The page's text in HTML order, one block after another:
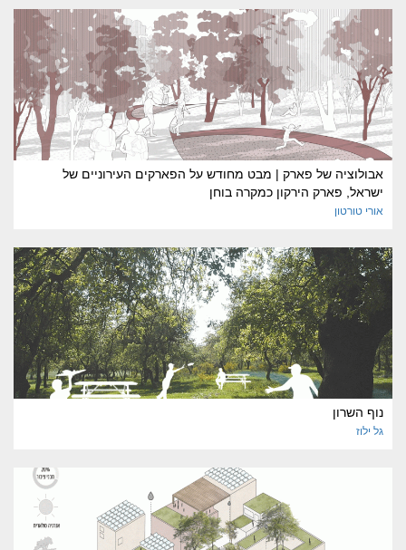
אבולוציה של פארק | מבט מחודש על הפארקים העירוניים של
ישראל, פארק הירקון כמקרה בוחן
אורי טורטון
נוף השרון
גל ילוז